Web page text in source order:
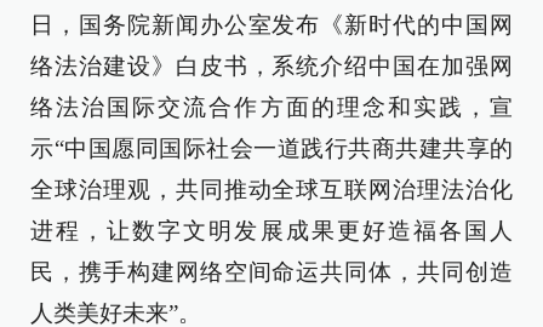
日，国务院新闻办公室发布《新时代的中国网
络法治建设》白皮书，系统介绍中国在加强网
络法治国际交流合作方面的理念和实践，宣
示“中国愿同国际社会一道践行共商共建共享的
全球治理观，共同推动全球互联网治理法治化
进程，让数字文明发展成果更好造福各国人
民，携手构建网络空间命运共同体，共同创造
人类美好未来”。